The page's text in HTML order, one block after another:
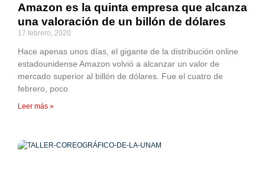
Amazon es la quinta empresa que alcanza
una valoración de un billón de dólares
17 febrero, 2020
Hace apenas unos días, el gigante de la distribución online
estadounidense Amazon volvió a alcanzar un valor de
mercado superior al billón de dólares. Fue el cuatro de
febrero, poco
Leer más »